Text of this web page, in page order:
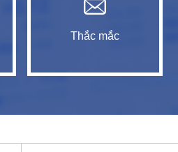
Thắc mắc